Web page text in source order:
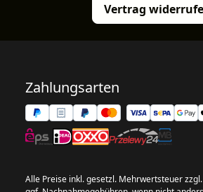
Vertrag
Zahlungsarten
Alle Preise inkl. gesetzl. Mehrwertsteuer zzgl.